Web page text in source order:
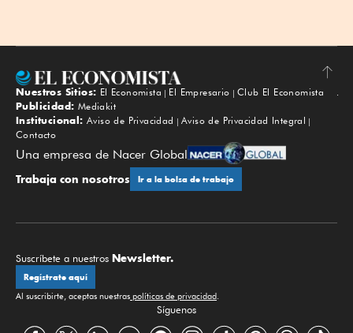
Subir
Nuestros Sitios: El Economista El Empresario
Club El Economista
Publicidad: Mediakit
Institucional: Aviso de Privacidad
Aviso de Privacidad Integral
Contacto
Una empresa de Nacer Global
Trabaja con nosotros Ir a la bolsa de trabajo
Suscríbete a nuestros Newsletter.
Regístrate aquí
Al suscribirte, aceptas nuestras políticas de privacidad
Síguenos